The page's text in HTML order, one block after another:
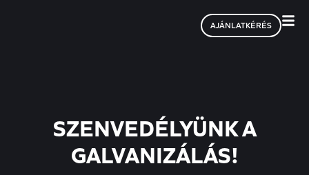
AJÁNLATKÉRÉS
SZENVEDÉLYÜNK A
GALVANIZÁLÁS!